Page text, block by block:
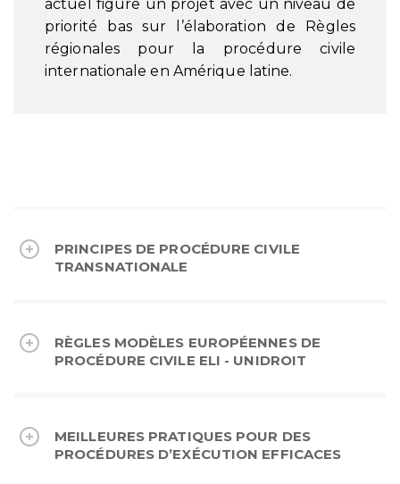
actuel figure un projet avec un niveau de
priorité bas sur l’élaboration de Règles
régionales pour la procédure civile
internationale en Amérique latine.
PRINCIPES DE PROCÉDURE CIVILE
TRANSNATIONALE
RÈGLES MODÈLES EUROPÉENNES DE
PROCÉDURE CIVILE ELI - UNIDROIT
MEILLEURES PRATIQUES POUR DES
PROCÉDURES D’EXÉCUTION EFFICACES